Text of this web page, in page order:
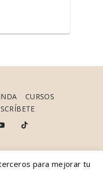
CURSOS
para mejorar tu